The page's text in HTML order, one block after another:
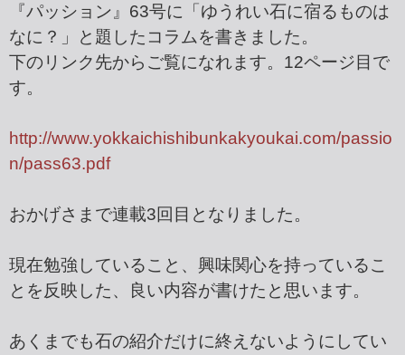
『パッション』63号に「ゆうれい石に宿るものは
なに？」と題したコラムを書きました。
下のリンク先からご覧になれます。12ページ目で
す。
http://www.yokkaichishibunkakyoukai.com/passio
n/pass63.pdf
おかげさまで連載3回目となりました。
現在勉強していること、興味関心を持っているこ
とを反映した、良い内容が書けたと思います。
あくまでも石の紹介だけに終えないようにしてい